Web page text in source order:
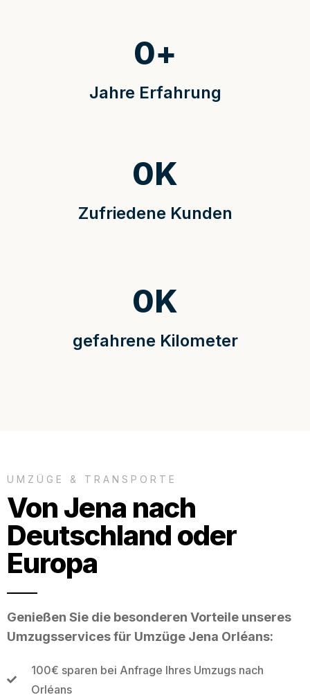
Jahre Erfahrung
0+
Zufriedene Kunden
0K
gefahrene Kilometer
0K
UMZÜGE & TRANSPORTE
Von Jena nach
Deutschland oder
Europa
Genießen Sie die besonderen Vorteile unseres
Umzugsservices für Umzüge Jena Orléans:
100€ sparen bei Anfrage Ihres Umzugs nach
Orléans